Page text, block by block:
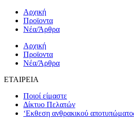
Αρχική
Προϊοντα
Νέα/Άρθρα
Αρχική
Προϊοντα
Νέα/Άρθρα
ΕΤΑΙΡΕΙΑ
Ποιοί είμαστε
Δίκτυο Πελατών
‘Εκθεση ανθρακικού